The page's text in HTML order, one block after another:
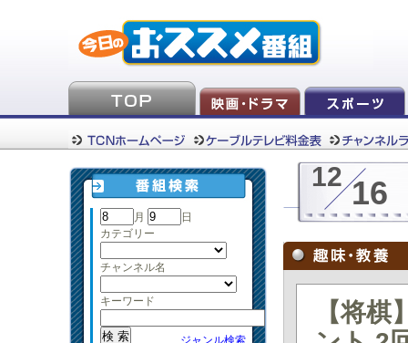
月
日
カテゴリー
チャンネル名
キーワード
ジャンル検索
12 16
【将